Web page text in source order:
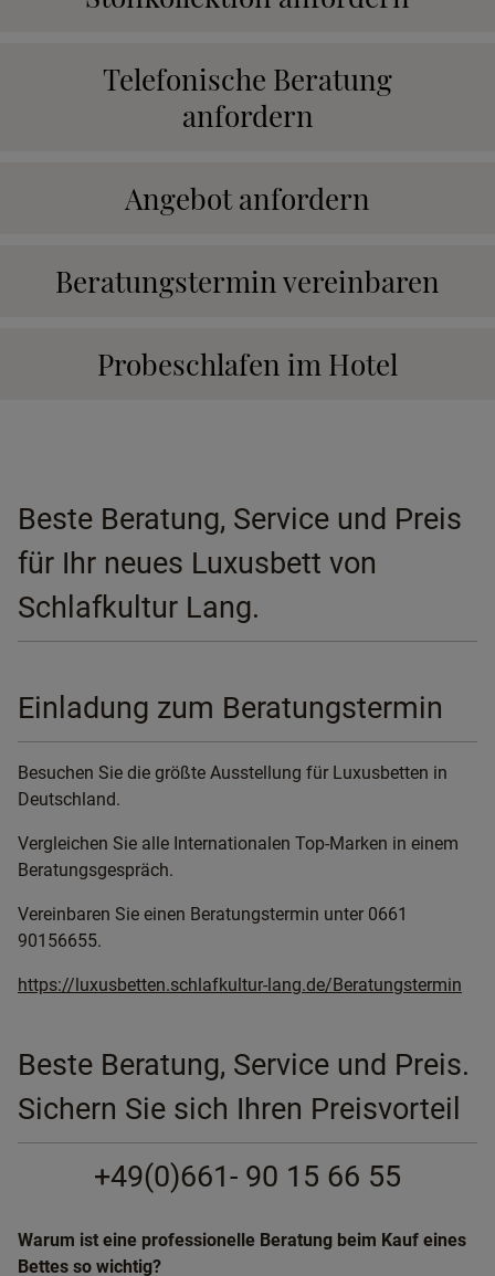
Telefonische Beratung
anfordern
Angebot anfordern
Beratungstermin vereinbaren
Probeschlafen im Hotel
Beste Beratung, Service und Preis
für Ihr neues Luxusbett von
Schlafkultur Lang.
Einladung zum Beratungstermin
Besuchen Sie die größte Ausstellung für Luxusbetten in
Deutschland.
Vergleichen Sie alle Internationalen Top-Marken in einem
Beratungsgespräch.
Vereinbaren Sie einen Beratungstermin unter 0661
90156655.
https://luxusbetten.schlafkultur-lang.de/Beratungstermin
Beste Beratung, Service und Preis.
Sichern Sie sich Ihren Preisvorteil
+49(0)661- 90 15 66 55
Warum ist eine professionelle Beratung beim Kauf eines
Bettes so wichtig?